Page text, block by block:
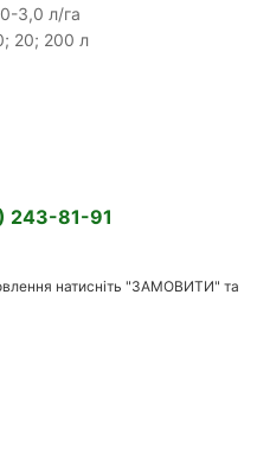
3,0 л/га
20; 200 л
243-81-91
натисніть "ЗАМОВИТИ" та